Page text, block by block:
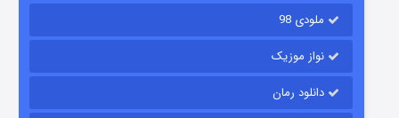
ملودی 98
نواز موزیک
دانلود رمان